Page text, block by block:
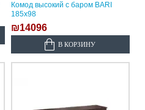
Комод высокий с баром BARI
185х98
₪14096
В КОРЗИНУ